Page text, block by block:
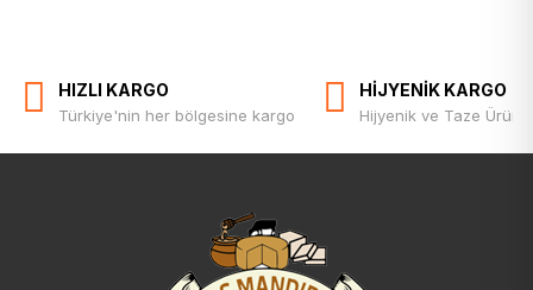
HIZLI KARGO
Türkiye'nin her bölgesine kargo
HİJYENİK KARGO
Hijyenik ve Taze Ürün